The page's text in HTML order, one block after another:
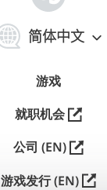
简体中文
体
中
游戏
就职机会
公司 (EN)
游戏发行 (EN)